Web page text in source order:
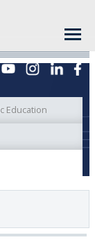
Education